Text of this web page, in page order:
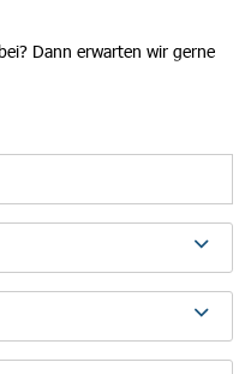
Dann erwarten wir gerne